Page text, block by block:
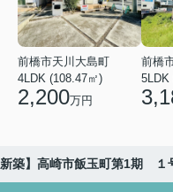
前橋市天川大島町
4LDK (108.47㎡)
2,200万円
前橋
5LDK
築】高崎市飯玉町第1期